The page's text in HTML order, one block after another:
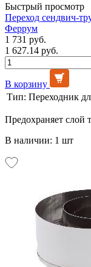
Быстрый просмотр
Переход сендвич-
Феррум
1 731 руб.
1 627.14 руб.
В корзину
Тип: Переходник
Предохраняет слой
В наличии: 1 шт